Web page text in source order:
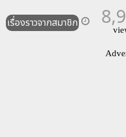
เรื่องราวจากสมาชิก